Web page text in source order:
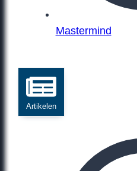
Mastermind
Artikelen